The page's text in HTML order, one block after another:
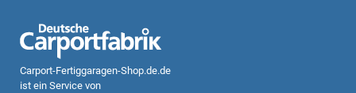
Carport-Fertiggaragen-Shop.de.de
ist ein Service von